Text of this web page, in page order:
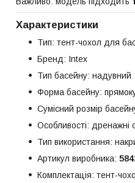
Характеристики
Тип: тент-чохол для
Бренд: Intex
Тип басейну: надувний
Форма басейну:
Сумісний розмір
Особливості: дренажні
Тип використання:
Артикул виробника:
Комплектація: тент-